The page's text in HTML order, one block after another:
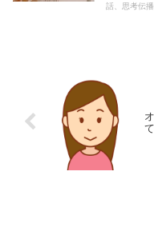
話、思考伝